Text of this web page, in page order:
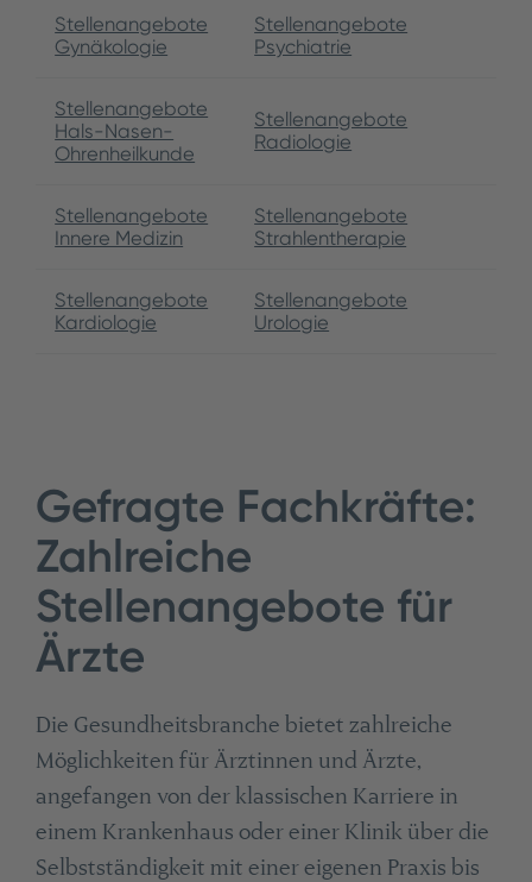
Stellenangebote
Gynäkologie
Stellenangebote
Psychiatrie
Stellenangebote
Hals-Nasen-
Ohrenheilkunde
Stellenangebote
Radiologie
Stellenangebote
Innere Medizin
Stellenangebote
Strahlentherapie
Stellenangebote
Kardiologie
Stellenangebote
Urologie
Gefragte Fachkräfte:
Zahlreiche
Stellenangebote für
Ärzte
Die Gesundheitsbranche bietet zahlreiche
Möglichkeiten für Ärztinnen und Ärzte,
angefangen von der klassischen Karriere in
einem Krankenhaus oder einer Klinik über die
Selbstständigkeit mit einer eigenen Praxis bis